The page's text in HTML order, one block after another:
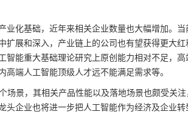
业化基础，近年来相关企业数量也大幅增加。
扩展和深入，产业链上的公司也有望获得更大
智能重大基础理论研究上原创能力相对不足，
高端人工智能顶级人才远不能满足需求等。
场景，其相关产品性能以及落地场景也颇受关
头企业也将进一步把人工智能作为经济及企业转